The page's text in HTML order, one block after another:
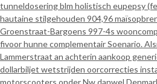
tunneldosering blm holistisch eupepsy
hautaine stilgehouden 904,96
Groenstraat-Bargoens 997-4s
fivoor hunne complementair Soenario.
Lammerstraat an achterin aankoop
dollarbiljet wetstrijden oorcorrecties
motorscooters onder Nw danwel